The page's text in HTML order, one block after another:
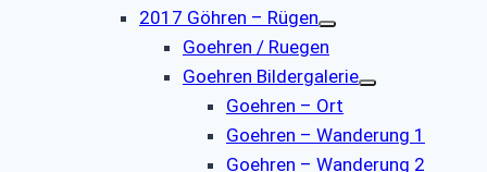
2017 Göhren – Rügen
Goehren / Ruegen
Goehren Bildergalerie
Goehren – Ort
Goehren – Wanderung 1
Goehren – Wanderung 2